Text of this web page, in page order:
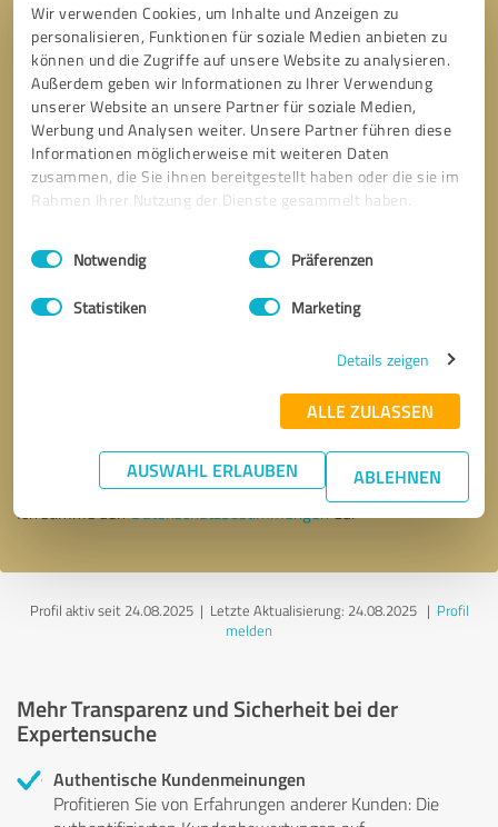
Wir verwenden Cookies, um Inhalte und Anzeigen zu
personalisieren, Funktionen für soziale Medien anbieten zu
können und die Zugriffe auf unsere Website zu analysieren.
Außerdem geben wir Informationen zu Ihrer Verwendung
unserer Website an unsere Partner für soziale Medien,
Werbung und Analysen weiter. Unsere Partner führen diese
Informationen möglicherweise mit weiteren Daten
zusammen, die Sie ihnen bereitgestellt haben oder die sie im
Rahmen Ihrer Nutzung der Dienste gesammelt haben.
Impressum Datenschutzbestimmungen
Einwilligungsauswahl
Notwendig Präferenzen
Statistiken Marketing
Details zeigen
ALLE ZULASSEN
AUSWAHL ERLAUBEN ABLEHNEN
* Erforderliche Angaben
Nachricht senden
Ich stimme denDatenschutzbestimmungenzu.
Profil aktiv seit 24.08.2025 | Letzte Aktualisierung: 24.08.2025| Profil
melden
Mehr Transparenz und Sicherheit bei der
Expertensuche
Authentische Kundenmeinungen
Profitieren Sie von Erfahrungen anderer Kunden: Die